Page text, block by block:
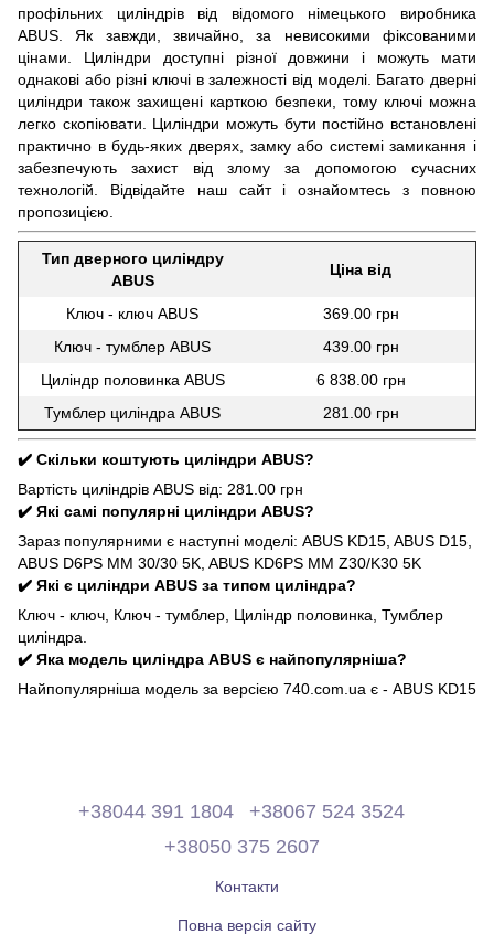
профільних циліндрів від відомого німецького виробника
ABUS. Як завжди, звичайно, за невисокими фіксованими
цінами. Циліндри доступні різної довжини і можуть мати
однакові або різні ключі в залежності від моделі. Багато дверні
циліндри також захищені карткою безпеки, тому ключі можна
легко скопіювати. Циліндри можуть бути постійно встановлені
практично в будь-яких дверях, замку або системі замикання і
забезпечують захист від злому за допомогою сучасних
технологій. Відвідайте наш сайт і ознайомтесь з повною
пропозицією.
Тип дверного циліндру
ABUS
Ціна від
Ключ - ключ ABUS
369.00 грн
Ключ - тумблер ABUS
439.00 грн
Циліндр половинка ABUS
6 838.00 грн
Тумблер циліндра ABUS
281.00 грн
✔️ Скільки коштують циліндри ABUS?
Вартість циліндрів ABUS від: 281.00 грн
✔️ Які самі популярні циліндри ABUS?
Зараз популярними є наступні моделі: ABUS KD15, ABUS D15,
ABUS D6PS MM 30/30 5K, ABUS KD6PS MM Z30/K30 5K
✔️ Які є циліндри ABUS за типом циліндра?
Ключ - ключ, Ключ - тумблер, Циліндр половинка, Тумблер
циліндра.
✔️ Яка модель циліндра ABUS є найпопулярніша?
Найпопулярніша модель за версією 740.com.ua є - ABUS KD15
+38044 391 1804
+38067 524 3524
+38050 375 2607
Контакти
Повна версія сайту